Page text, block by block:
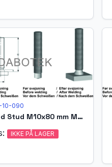
10-090
MD Threated Stud M10x80 mm Matr. A4-70 acc. EN ISO 13918 (MPF)
IKKE PÅ LAGER